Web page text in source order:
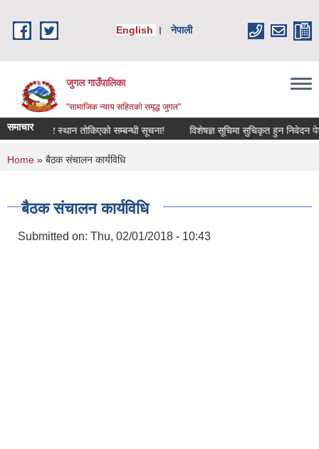
English
। नेपाली
जुगल गाउँपालिका
"सामाजिक न्याय सहितकाे समृद्ध जुगल"
समाचारसमय र स्थान तोकिएको सम्बन्धी सूचना! विशेषज्ञ सूचिमा सुचिकृत हुन निवेदन पेश
You are here
Home » बैठक संचालन कार्यविधि
बैठक संचालन कार्यविधि
Submitted on: Thu, 02/01/2018 - 10:43